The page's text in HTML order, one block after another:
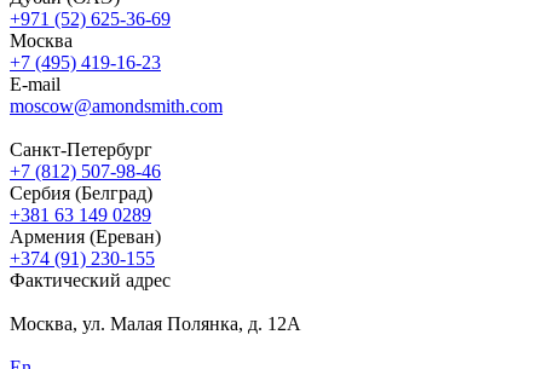
+971 (52) 625-36-69
Москва
+7 (495) 419-16-23
E-mail
moscow@amondsmith.com
Санкт-Петербург
+7 (812) 507-98-46
Сербия (Белград)
+381 63 149 0289
Армения (Ереван)
+374 (91) 230-155
Фактический адрес
Москва, ул. Малая Полянка, д. 12А